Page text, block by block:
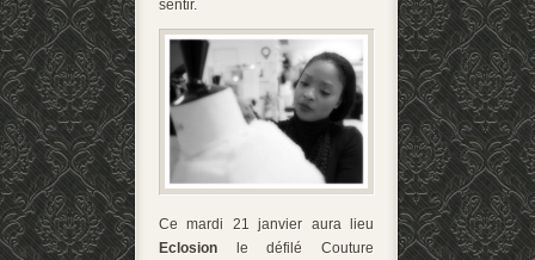
sentir.
Ce mardi 21 janvier aura lieu
Eclosion le défilé Couture